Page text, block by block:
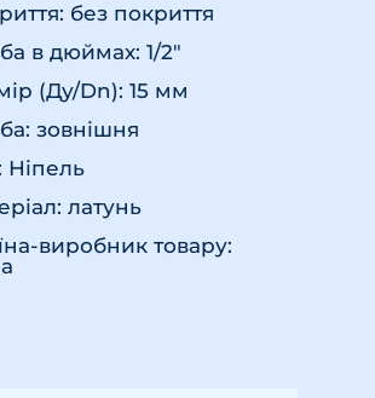
без покриття
в дюймах: 1/2"
(Ду/Dn): 15 мм
зовнішня
Ніпель
латунь
виробник товару: